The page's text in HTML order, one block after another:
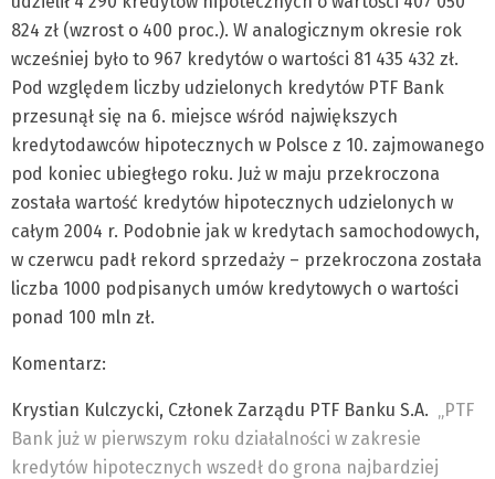
824 zł (wzrost o 400 proc.). W analogicznym okresie rok
wcześniej było to 967 kredytów o wartości 81 435 432 zł.
Pod względem liczby udzielonych kredytów PTF Bank
przesunął się na 6. miejsce wśród największych
kredytodawców hipotecznych w Polsce z 10. zajmowanego
pod koniec ubiegłego roku. Już w maju przekroczona
została wartość kredytów hipotecznych udzielonych w
całym 2004 r. Podobnie jak w kredytach samochodowych,
w czerwcu padł rekord sprzedaży – przekroczona została
liczba 1000 podpisanych umów kredytowych o wartości
ponad 100 mln zł.
Komentarz:
Krystian Kulczycki, Członek Zarządu PTF Banku S.A. „PTF
Bank już w pierwszym roku działalności w zakresie
kredytów hipotecznych wszedł do grona najbardziej